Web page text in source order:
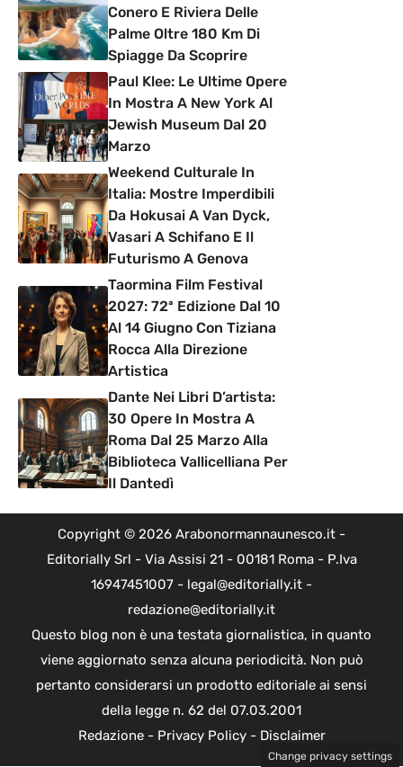
Conero E Riviera Delle
Palme Oltre 180 Km Di
Spiagge Da Scoprire
Paul Klee: Le Ultime Opere
In Mostra A New York Al
Jewish Museum Dal 20
Marzo
Weekend Culturale In
Italia: Mostre Imperdibili
Da Hokusai A Van Dyck,
Vasari A Schifano E Il
Futurismo A Genova
Taormina Film Festival
2027: 72ª Edizione Dal 10
Al 14 Giugno Con Tiziana
Rocca Alla Direzione
Artistica
Dante Nei Libri D’artista:
30 Opere In Mostra A
Roma Dal 25 Marzo Alla
Biblioteca Vallicelliana Per
Il Dantedì
Copyright © 2026 Arabonormannaunesco.it -
Editorially Srl - Via Assisi 21 - 00181 Roma - P.Iva
16947451007 - legal@editorially.it -
redazione@editorially.it
Questo blog non è una testata giornalistica, in quanto
viene aggiornato senza alcuna periodicità. Non può
pertanto considerarsi un prodotto editoriale ai sensi
della legge n. 62 del 07.03.2001
Redazione- Privacy Policy- Disclaimer
Change privacy settings